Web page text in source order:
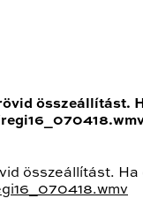
összeállítást.
összeállítást. Ha